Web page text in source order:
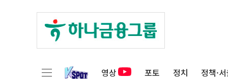
영상 포토 정치 정책·